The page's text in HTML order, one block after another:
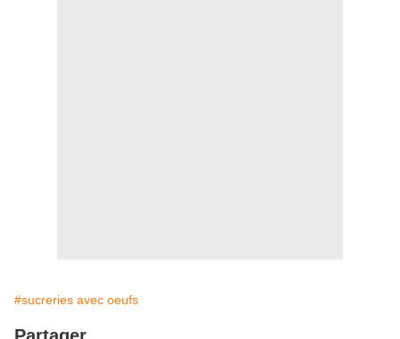
#sucreries avec oeufs